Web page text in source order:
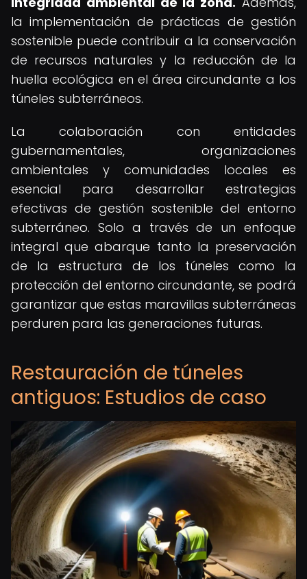
la implementación de prácticas de gestión
sostenible puede contribuir a la conservación
de recursos naturales y la reducción de la
huella ecológica en el área circundante a los
túneles subterráneos.
La colaboración con entidades
gubernamentales, organizaciones
ambientales y comunidades locales es
esencial para desarrollar estrategias
efectivas de gestión sostenible del entorno
subterráneo. Solo a través de un enfoque
integral que abarque tanto la preservación
de la estructura de los túneles como la
protección del entorno circundante, se podrá
garantizar que estas maravillas subterráneas
perduren para las generaciones futuras.
Restauración de túneles
antiguos: Estudios de caso